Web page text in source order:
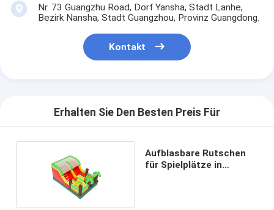
Nr. 73 Guangzhu Road, Dorf Yansha, Stadt Lanhe,
Bezirk Nansha, Stadt Guangzhou, Provinz Guangdong.
Kontakt
Erhalten Sie Den Besten Preis Für
Aufblasbare Rutschen
für Spielplätze in